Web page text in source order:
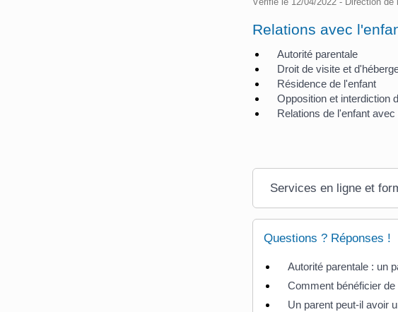
Relations avec
Autorité parentale
Droit de visite et
Résidence de l'enfant
Opposition et interdiction
Relations de l'enfant
Services en ligne et
Questions ? Réponses !
Autorité parentale : un
Comment bénéficier
Un parent peut-il avoir